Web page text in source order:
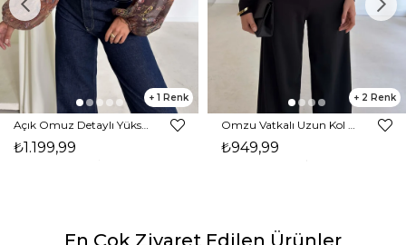
1
₺1.199,99
2
₺949,99
En Çok Ziyaret Edilen Ürünler